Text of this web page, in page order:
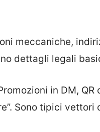
meccaniche,
dettagli legali
in DM,
Sono tipici vettori